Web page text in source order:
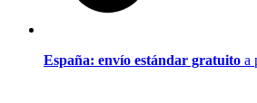
España: envío estándar gratuito a